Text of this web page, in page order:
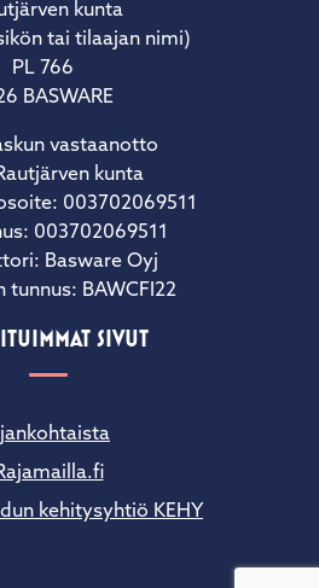
kunta
tai tilaajan nimi)
PL 766
BASWARE
vastaanotto
kunta
003702069511
003702069511
Basware Oyj
tunnus: BAWCFI22
SIVUT
kehitysyhtiö KEHY